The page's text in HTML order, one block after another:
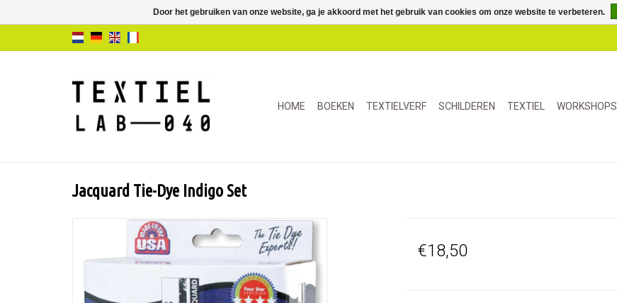
HOME BOEKEN TEXTIELVERF SCHILDEREN TEXTIEL WORKSHOPS
Jacquard Tie-Dye Indigo Set
€18,50
Door het gebruiken van onze website, ga je akkoord met het gebruik van cookies om onze website te verbeteren.